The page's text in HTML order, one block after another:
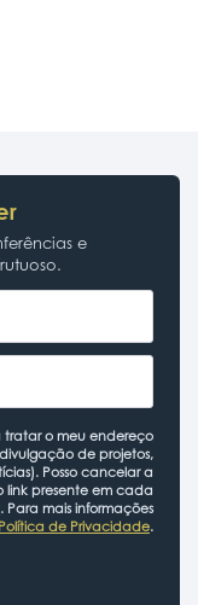
e
tratar o meu endereço
de projetos,
Posso cancelar a
link presente em cada
. Para mais informações
Política de Privacidade.